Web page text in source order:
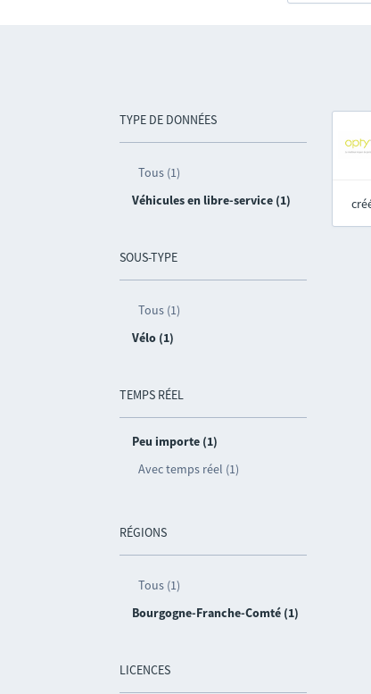
TYPE DE DONNÉES
Tous (1)
Véhicules en libre-service (1)
SOUS-TYPE
Tous (1)
Vélo (1)
TEMPS RÉEL
Peu importe (1)
Avec temps réel (1)
RÉGIONS
Tous (1)
Bourgogne-Franche-Comté (1)
LICENCES